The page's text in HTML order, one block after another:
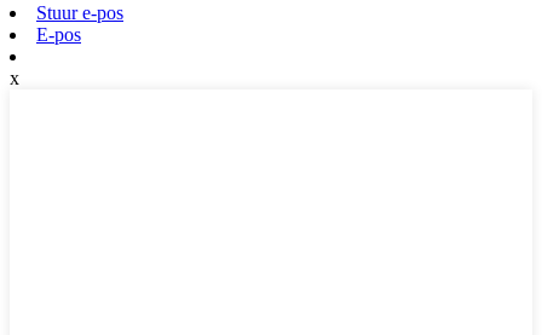
Stuur e-pos
E-pos
x